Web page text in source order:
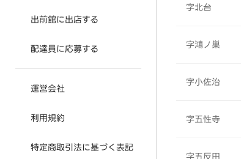
出前館に出店する
配達員に応募する
運営会社
利用規約
特定商取引法に基づく表記
字北台
字鴻ノ巣
字小佐治
字五性寺